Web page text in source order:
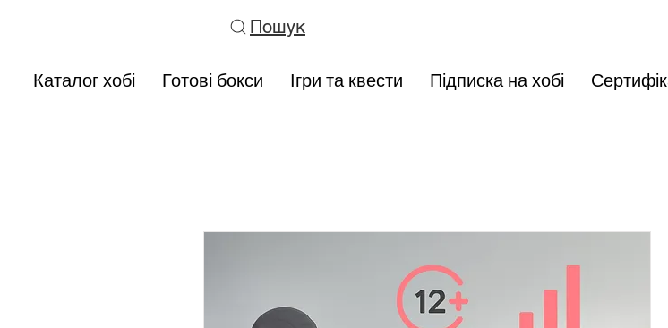
Пошук
Каталог хобі Готові бокси Ігри та квести Підписка на хобі